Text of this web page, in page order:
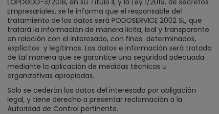
Empresariales, se le informa que el responsable del
tratamiento de los datos será PODOSERVICE 2002 SL, que
tratará la información de manera licita, leal y transparente
en relación con el interesado, con fines determinados,
explícitos y legítimos. Los datos e información será tratada
de tal manera que se garantice una seguridad adecuada
mediante la aplicación de medidas técnicas u
organizativas apropiadas.
Solo se cederán los datos del interesado por obligación
legal, y tiene derecho a presentar reclamación a la
Autoridad de Control pertinente.